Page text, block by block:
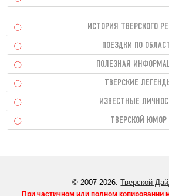
ИСТОРИЯ ТВЕРСКОГО
ПОЕЗДКИ ПО
ПОЛЕЗНАЯ
ТВЕРСКИЕ
ИЗВЕСТНЫЕ
ТВЕРСКОЙ ЮМОР
© 2007-2026.Тверской
При частичном или полном копировании